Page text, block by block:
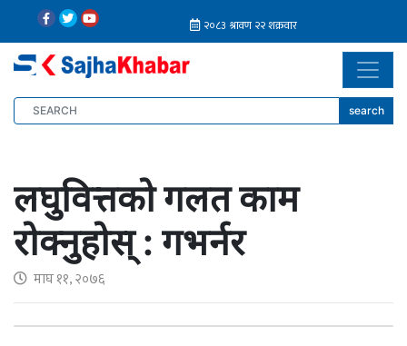
search
लघुवित्तको गलत काम
रोक्नुहोस् : गभर्नर
माघ ११, २०७६